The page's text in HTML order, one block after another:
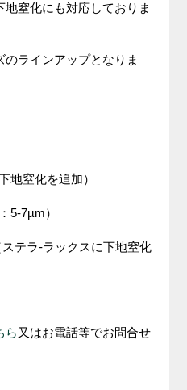
地窒化にも対応しておりま
ラインアップとなりま
地窒化を追加）
5-7µm）
テラ-ラックスに下地窒化
ら 又はお電話等でお問合せ